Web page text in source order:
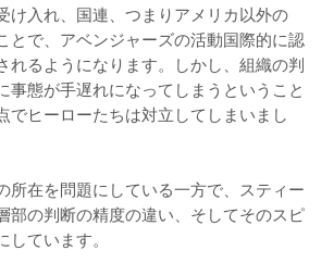
け入れ、国連、つまりアメリカ以外の
とで、アベンジャーズの活動国際的に認
れるようになります。しかし、組織の判
事態が手遅れになってしまうということ
でヒーローたちは対立してしまいまし
所在を問題にしている一方で、スティー
部の判断の精度の違い、そしてそのスピ
ています。